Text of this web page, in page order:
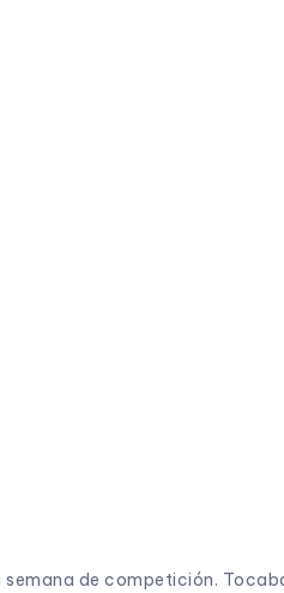
de competición.